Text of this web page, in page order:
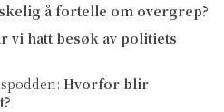
å fortelle om overgrep?
vi hatt besøk av politiets
Hvorfor blir